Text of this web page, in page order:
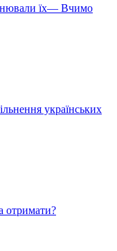
їх— Вчимо
українських
отримати?